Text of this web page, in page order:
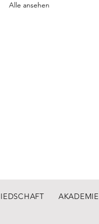
Alle ansehen
AKADEMIE